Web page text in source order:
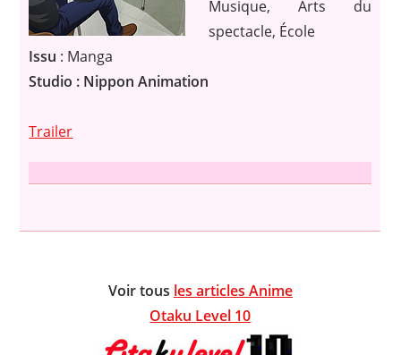
Musique, Arts du
spectacle, École
Issu : Manga
Studio : Nippon Animation
Trailer
Voir tous les articles Anime
Otaku Level 10